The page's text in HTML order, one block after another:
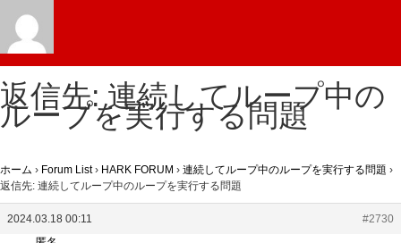
返信先: 連続してループ中の
ループを実行する問題
ホーム › Forum List › HARK FORUM › 連続してループ中のループを実行する問題 ›
返信先: 連続してループ中のループを実行する問題
2024.03.18 00:11
#2730